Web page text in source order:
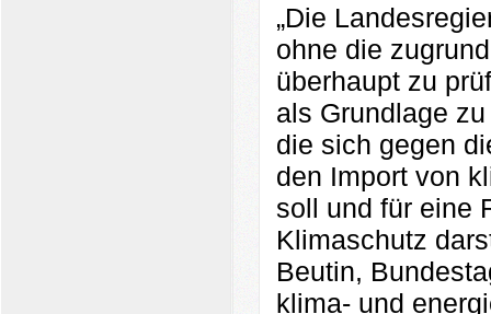
„Die
ohne die
überhaupt zu
als Grundlage
die sich gegen
den Import von
soll und für eine
Klimaschutz
Beutin,
klima- und